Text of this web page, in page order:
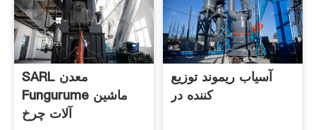
SARL معدن
Fungurume ماشین
آلات چرخ
آسیاب ریموند توزیع
کننده در